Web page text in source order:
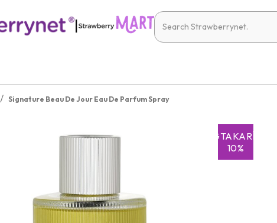
|
/ Signature Beau De Jour Eau De Parfum Spray
MEGTAKARÍTÁS
10%